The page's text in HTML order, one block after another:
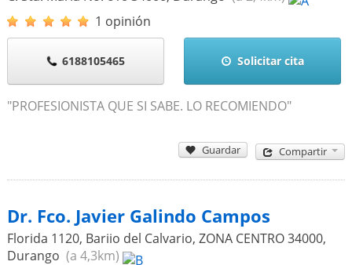
1 opinión
6188105465 Solicitar cita
"PROFESIONISTA QUE SI SABE. LO RECOMIENDO"
Guardar Compartir
Dr. Fco. Javier Galindo Campos
Florida 1120, Bariio del Calvario, ZONA CENTRO34000,
Durango (a 4,3km)